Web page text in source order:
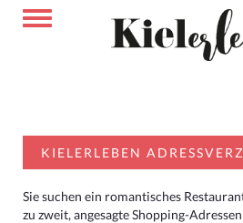
KIELERLEBEN
Sie suchen ein romantisches
zu zweit, angesagte Shopping-